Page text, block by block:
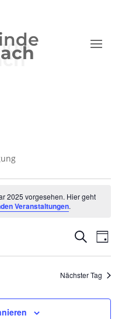
2025 vorgesehen. Hier geht
Veranstaltungen.
Suche
SucheTag
Nächster Tag